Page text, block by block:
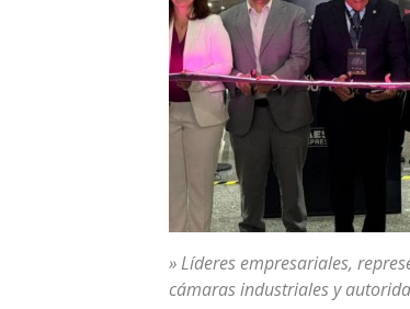
» Líderes empresariales,
cámaras industriales y